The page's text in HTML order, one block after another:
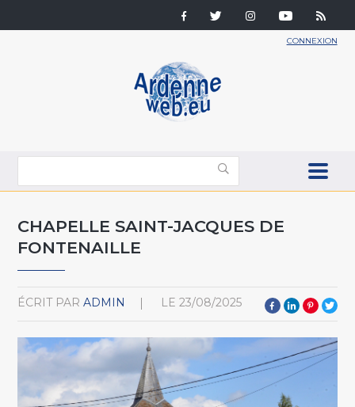
CONNEXION
CHAPELLE SAINT-JACQUES DE
FONTENAILLE
ÉCRIT PAR ADMIN LE 23/08/2025